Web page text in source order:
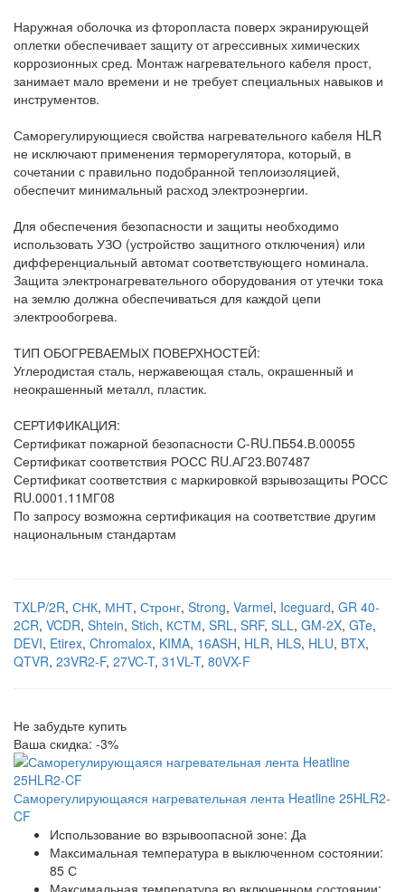
Наружная оболочка из фторопласта поверх экранирующей
оплетки обеспечивает защиту от агрессивных химических
коррозионных сред. Монтаж нагревательного кабеля прост,
занимает мало времени и не требует специальных навыков и
инструментов.
Саморегулирующиеся свойства нагревательного кабеля HLR
не исключают применения терморегулятора, который, в
сочетании с правильно подобранной теплоизоляцией,
обеспечит минимальный расход электроэнергии.
Для обеспечения безопасности и защиты необходимо
использовать УЗО (устройство защитного отключения) или
дифференциальный автомат соответствующего номинала.
Защита электронагревательного оборудования от утечки тока
на землю должна обеспечиваться для каждой цепи
электрообогрева.
ТИП ОБОГРЕВАЕМЫХ ПОВЕРХНОСТЕЙ:
Углеродистая сталь, нержавеющая сталь, окрашенный и
неокрашенный металл, пластик.
СЕРТИФИКАЦИЯ:
Сертификат пожарной безопасности C-RU.ПБ54.В.00055
Сертификат соответствия РОСС RU.АГ23.В07487
Сертификат соответствия с маркировкой взрывозащиты PОСС
RU.0001.11МГ08
По запросу возможна сертификация на соответствие другим
национальным стандартам
TXLP/2R, СНК, МНТ, Стронг, Strong, Varmel, Iceguard, GR 40-
2CR, VCDR, Shtein, Stich, КСТМ, SRL, SRF, SLL, GM-2X, GTe,
DEVI, Etirex, Chromalox, KIMA, 16ASH, HLR, HLS, HLU, BTX,
QTVR, 23VR2-F, 27VC-T, 31VL-T, 80VX-F
Не забудьте купить
Ваша скидка: -3%
Саморегулирующаяся нагревательная лента Heatline 25HLR2-
CF
Использование во взрывоопасной зоне: Да
Максимальная температура в выключенном состоянии:
85 С
Максимальная температура во включенном состоянии: